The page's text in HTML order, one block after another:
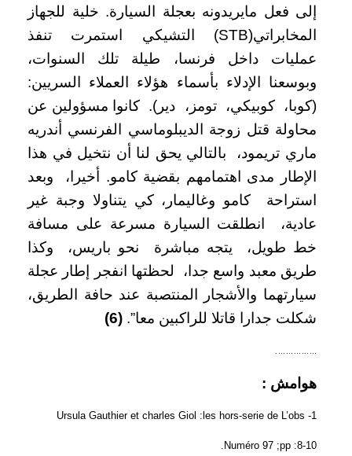
إلى فعل مايريدونه بعجلة السيارة. خلية للجهاز
المخابراتي(STB) التشيكي استمرت تنفذ
عمليات داخل فرنسا، طيلة تلك السنوات،
وبوسعنا الإدلاء بأسماء هؤلاء العملاء السريين:
(كوبا، كوبيكي، تومز، دير). كانوا مسؤولين عن
محاولة قتل زوجة الديبلوماسي الفرنسي أندريه
ماري تريمود، بالتالي يحق لنا أن نتخيل في هذا
الإطار مدى اهتمامهم بقضية كامو. أخيرا، وبعد
استراحة كامو وغاليمار، كي يتناولا وجبة غير
عادية، انطلقت السيارة مسرعة على مسافة
خط طويل، يتجه مباشرة نحو باريس، وكذا
طريق معبد واسع جدا، لحظتها انفجر إطار عجلة
سيارتهما والأشجار المنتصبة عند حافة الطريق،
شكلت جدارا قاتلا للراكبين معا”. (6)
…………….
هوامش :
1- Ursula Gauthier et charles Giol :les hors-serie de L’obs
Numéro 97 ;pp :8-10.